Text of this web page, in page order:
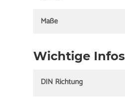
Maße
Wichtige Infos
DIN Richtung